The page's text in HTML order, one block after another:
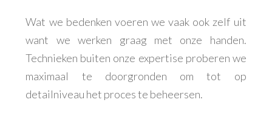
Wat we bedenken voeren we vaak ook zelf uit
want we werken graag met onze handen.
Technieken buiten onze expertise proberen we
maximaal te doorgronden om tot op
detailniveau het proces te beheersen.